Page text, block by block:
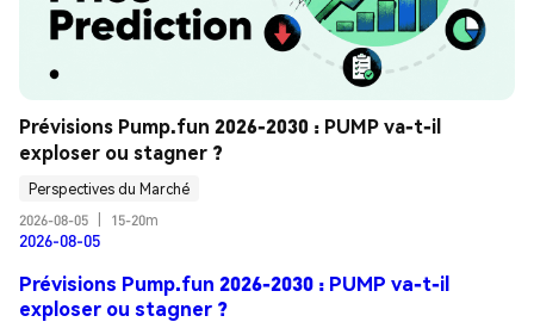
Prévisions Pump.fun 2026-2030 : PUMP va-t-il
exploser ou stagner ?
Perspectives du Marché
2026-08-05
15-20m
2026-08-05
Prévisions Pump.fun 2026-2030 : PUMP va-t-il
exploser ou stagner ?